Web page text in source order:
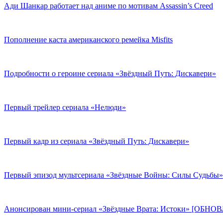
Ади Шанкар работает над аниме по мотивам Assassin’s Creed
Пополнение каста американского ремейка Misfits
Подробности о героине сериала «Звёздный Путь: Дискавери»
Первый трейлер сериала «Нелюди»
Первый кадр из сериала «Звёздный Путь: Дискавери»
Первый эпизод мультсериала «Звёздные Войны: Силы Судьбы»
Анонсирован мини-сериал «Звёздные Врата: Истоки»